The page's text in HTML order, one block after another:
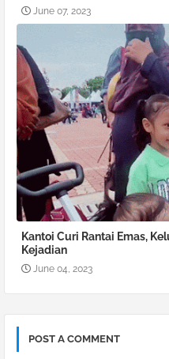
June 07, 2023
Kantoi Curi Rantai Emas,
Kejadian
June 04, 2023
POST A COMMENT